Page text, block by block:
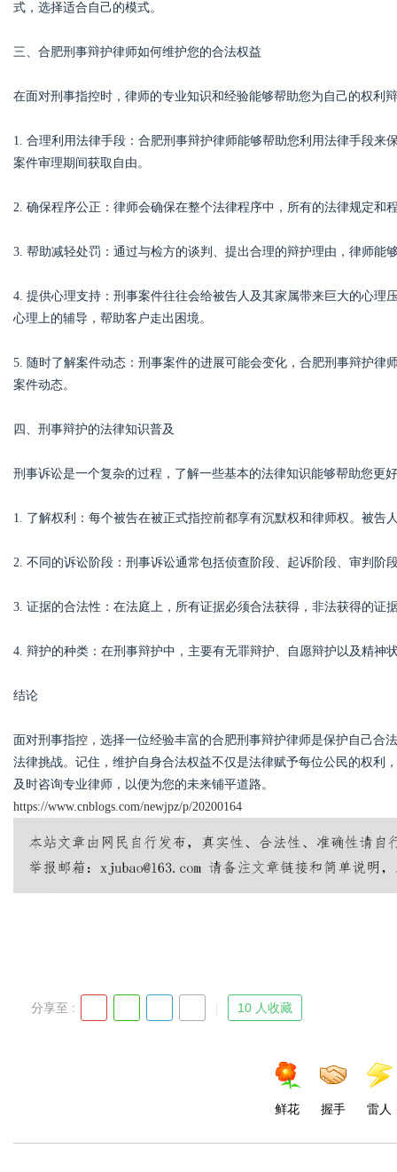
式，选择适合自己的模式。
三、合肥刑事辩护律师如何维护您的合法权益
在面对刑事指控时，律师的专业知识和经验能够帮助您为自己的权利
1. 合理利用法律手段：合肥刑事辩护律师能够帮助您利用法律手段
案件审理期间获取自由。
2. 确保程序公正：律师会确保在整个法律程序中，所有的法律规定和
3. 帮助减轻处罚：通过与检方的谈判、提出合理的辩护理由，律师能
4. 提供心理支持：刑事案件往往会给被告人及其家属带来巨大的心
心理上的辅导，帮助客户走出困境。
5. 随时了解案件动态：刑事案件的进展可能会变化，合肥刑事辩护
案件动态。
四、刑事辩护的法律知识普及
刑事诉讼是一个复杂的过程，了解一些基本的法律知识能够帮助您更
1. 了解权利：每个被告在被正式指控前都享有沉默权和律师权。被告
2. 不同的诉讼阶段：刑事诉讼通常包括侦查阶段、起诉阶段、审判阶
3. 证据的合法性：在法庭上，所有证据必须合法获得，非法获得的证
4. 辩护的种类：在刑事辩护中，主要有无罪辩护、自愿辩护以及精
结论
面对刑事指控，选择一位经验丰富的合肥刑事辩护律师是保护自己合
法律挑战。记住，维护自身合法权益不仅是法律赋予每位公民的权利
及时咨询专业律师，以便为您的未来铺平道路。
https://www.cnblogs.com/newjpz/p/20200164
分享至 : 10 人收藏
鲜花 握手 雷人